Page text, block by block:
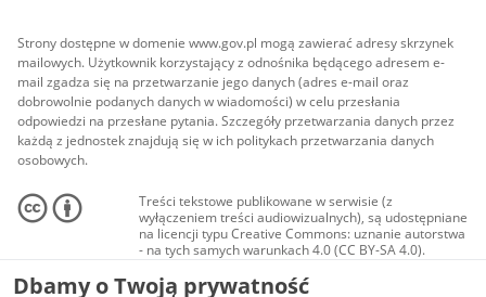
Strony dostępne w domenie www.gov.pl mogą zawierać adresy skrzynek
mailowych. Użytkownik korzystający z odnośnika będącego adresem e-
mail zgadza się na przetwarzanie jego danych (adres e-mail oraz
dobrowolnie podanych danych w wiadomości) w celu przesłania
odpowiedzi na przesłane pytania. Szczegóły przetwarzania danych przez
każdą z jednostek znajdują się w ich politykach przetwarzania danych
osobowych.
Treści tekstowe publikowane w serwisie (z
wyłączeniem treści audiowizualnych), są udostępniane
na licencji typu Creative Commons: uznanie autorstwa
- na tych samych warunkach 4.0 (CC BY-SA 4.0).
Materiały audiowizualne, w tym zdjęcia, materiały
audio i wideo, są udostępniane na licencji typu
Dbamy o Twoją prywatność